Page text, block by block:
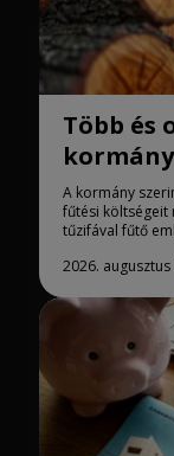
Több és
A kormány
fűtési költségeit
tűzifával fűtő
2026. augusztus